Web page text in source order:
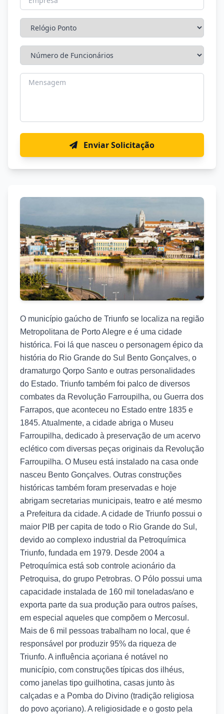
Enviar Solicitação
O município gaúcho de Triunfo se localiza na região
Metropolitana de Porto Alegre e é uma cidade
histórica. Foi lá que nasceu o personagem épico da
história do Rio Grande do Sul Bento Gonçalves, o
dramaturgo Qorpo Santo e outras personalidades
do Estado. Triunfo também foi palco de diversos
combates da Revolução Farroupilha, ou Guerra dos
Farrapos, que aconteceu no Estado entre 1835 e
1845. Atualmente, a cidade abriga o Museu
Farroupilha, dedicado à preservação de um acervo
eclético com diversas peças originais da Revolução
Farroupilha. O Museu está instalado na casa onde
nasceu Bento Gonçalves. Outras construções
históricas também foram preservadas e hoje
abrigam secretarias municipais, teatro e até mesmo
a Prefeitura da cidade. A cidade de Triunfo possui o
maior PIB per capita de todo o Rio Grande do Sul,
devido ao complexo industrial da Petroquímica
Triunfo, fundada em 1979. Desde 2004 a
Petroquímica está sob controle acionário da
Petroquisa, do grupo Petrobras. O Pólo possui uma
capacidade instalada de 160 mil toneladas/ano e
exporta parte da sua produção para outros países,
em especial aqueles que compõem o Mercosul.
Mais de 6 mil pessoas trabalham no local, que é
responsável por produzir 95% da riqueza de
Triunfo. A influência açoriana é notável no
município, com construções típicas dos ilhéus,
como janelas tipo guilhotina, casas junto às
calçadas e a Pomba do Divino (tradição religiosa
do povo açoriano). A religiosidade e o gosto pela